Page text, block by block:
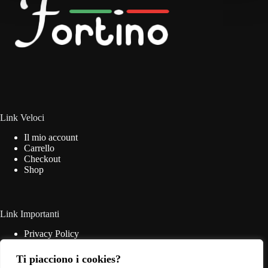
Ti piacciono i cookies?
essere
scelte
nella
pagina
del
Link Veloci
Il mio account
Carrello
Checkout
Shop
Link Importanti
Privacy Policy
Termini & Condizioni
Contatti